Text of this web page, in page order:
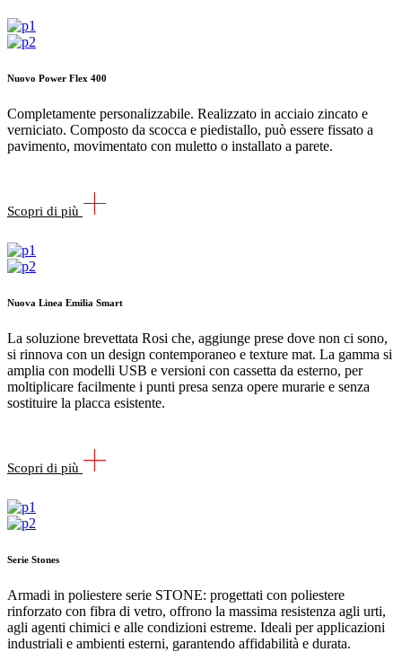
Nuovo Power Flex 400
Completamente personalizzabile. Realizzato in acciaio zincato e
verniciato. Composto da scocca e piedistallo, può essere fissato a
pavimento, movimentato con muletto o installato a parete.
Scopri di più
Nuova Linea Emilia Smart
La soluzione brevettata Rosi che, aggiunge prese dove non ci sono,
si rinnova con un design contemporaneo e texture mat. La gamma si
amplia con modelli USB e versioni con cassetta da esterno, per
moltiplicare facilmente i punti presa senza opere murarie e senza
sostituire la placca esistente.
Scopri di più
Serie Stones
Armadi in poliestere serie STONE: progettati con poliestere
rinforzato con fibra di vetro, offrono la massima resistenza agli urti,
agli agenti chimici e alle condizioni estreme. Ideali per applicazioni
industriali e ambienti esterni, garantendo affidabilità e durata.